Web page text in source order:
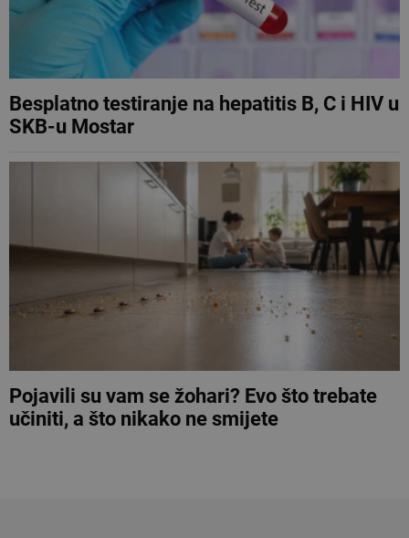
Besplatno testiranje na hepatitis B, C i HIV u
SKB-u Mostar
Pojavili su vam se žohari? Evo što trebate
učiniti, a što nikako ne smijete